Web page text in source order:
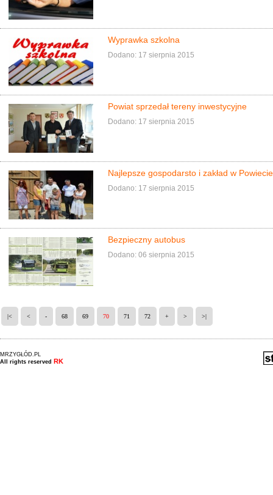
Wyprawka szkolna
Dodano: 17 sierpnia 2015
Powiat sprzedał tereny inwestycyjne
Dodano: 17 sierpnia 2015
Najlepsze gospodarsto i zakład w
Dodano: 17 sierpnia 2015
Bezpieczny autobus
Dodano: 06 sierpnia 2015
|< < - 68 69 70 71 72 + > >|
MRZYGŁÓD.PL
All rights reserved RK